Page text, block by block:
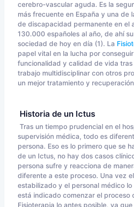
cerebro-vascular aguda. Es la
más frecuente en España y una de
de discapacidad permanente en el
130.000 españoles al año, de ahí
sociedad de hoy en día (1). La
papel vital en la lucha por
funcionalidad y calidad de vida
trabajo multidisciplinar con otros
un mejor tratamiento y
Historia de un Ictus
Tras un tiempo prudencial en el
supervisión médica, todo es
persona. Eso es lo primero que se
de un Ictus, no hay dos casos
persona sufre y reacciona de
diferente a este proceso. Una vez
estabilizado y el personal médico
está indicado comenzar el proceso
Fisioterapia lo antes posible, ya